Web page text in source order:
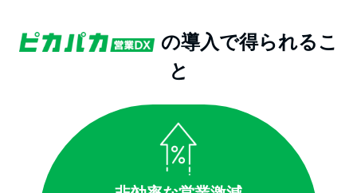
の導入で得られるこ
と